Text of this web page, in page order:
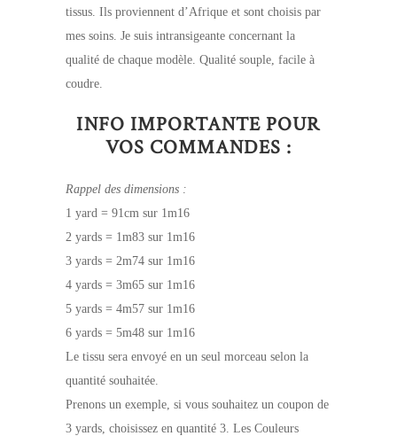
tissus. Ils proviennent d’Afrique et sont choisis par
mes soins. Je suis intransigeante concernant la
qualité de chaque modèle. Qualité souple, facile à
coudre.
INFO IMPORTANTE POUR
VOS COMMANDES :
Rappel des dimensions :
1 yard = 91cm sur 1m16
2 yards = 1m83 sur 1m16
3 yards = 2m74 sur 1m16
4 yards = 3m65 sur 1m16
5 yards = 4m57 sur 1m16
6 yards = 5m48 sur 1m16
Le tissu sera envoyé en un seul morceau selon la
quantité souhaitée.
Prenons un exemple, si vous souhaitez un coupon de
3 yards, choisissez en quantité 3. Les Couleurs